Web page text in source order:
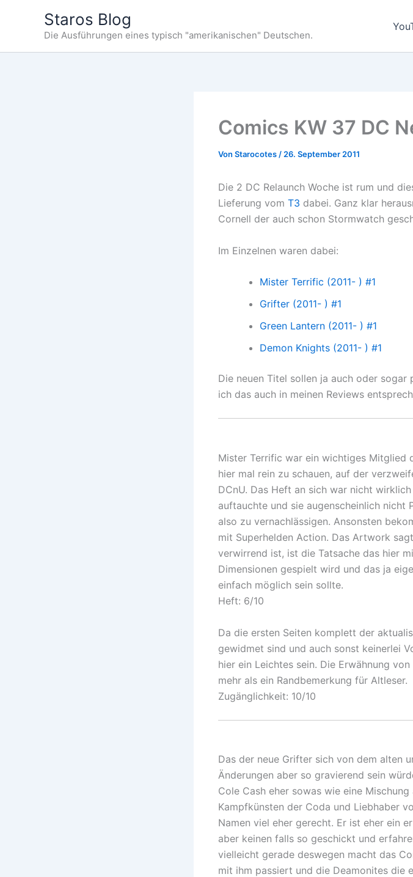
Staros Blog
Die Ausführungen eines typisch "amerikanischen" Deutschen.
Comics KW 37 DC
Von Starocotes / 26. September 2011
Die 2 DC Relaunch Woche ist rum und
Lieferung vom T3 dabei. Ganz klar
Cornell der auch schon Stormwatch
Im Einzelnen waren dabei:
Mister Terrific (2011- ) #1
Grifter (2011- ) #1
Green Lantern (2011- ) #1
Demon Knights (2011- ) #1
Die neuen Titel sollen ja auch oder
ich das auch in meinen Reviews
Mister Terrific war ein wichtiges Mitglied
hier mal rein zu schauen, auf der
DCnU. Das Heft an sich war nicht
auftauchte und sie augenscheinlich nicht
also zu vernachlässigen. Ansonsten
mit Superhelden Action. Das Artwork
verwirrend ist, ist die Tatsache das hier
Dimensionen gespielt wird und das ja
einfach möglich sein sollte.
Heft: 6/10
Da die ersten Seiten komplett der
gewidmet sind und auch sonst keinerlei
hier ein Leichtes sein. Die Erwähnung
mehr als ein Randbemerkung für Altleser.
Zugänglichkeit: 10/10
Das der neue Grifter sich von dem alten
Änderungen aber so gravierend sein
Cole Cash eher sowas wie eine
Kampfkünsten der Coda und Liebhaber
Namen viel eher gerecht. Er ist eher ein
aber keinen falls so geschickt und
vielleicht gerade deswegen macht das
mit ihm passiert und die Deamonites die